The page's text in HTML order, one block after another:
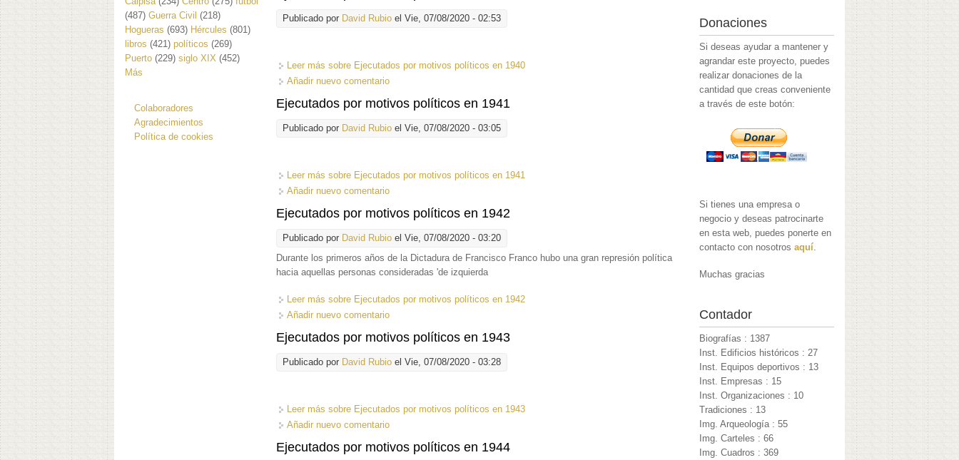
Publicado por David Rubio el Vie, 07/08/2020 - 02:53
Leer más sobre Ejecutados por motivos políticos en 1940
Añadir nuevo comentario
Ejecutados por motivos políticos en 1941
Publicado por David Rubio el Vie, 07/08/2020 - 03:05
Leer más sobre Ejecutados por motivos políticos en 1941
Añadir nuevo comentario
Ejecutados por motivos políticos en 1942
Publicado por David Rubio el Vie, 07/08/2020 - 03:20
Durante los primeros años de la Dictadura de Francisco Franco hubo una gran represión política
hacia aquellas personas consideradas 'de izquierda
Leer más sobre Ejecutados por motivos políticos en 1942
Añadir nuevo comentario
Ejecutados por motivos políticos en 1943
Publicado por David Rubio el Vie, 07/08/2020 - 03:28
Leer más sobre Ejecutados por motivos políticos en 1943
Añadir nuevo comentario
Ejecutados por motivos políticos en 1944
(487) Guerra Civil (218)
Hogueras (693) Hércules (801)
libros (421) políticos (269)
Puerto (229) siglo XIX (452)
Más
Colaboradores
Agradecimientos
Política de cookies
Donaciones
Si deseas ayudar a mantener y
agrandar este proyecto, puedes
realizar donaciones de la
cantidad que creas conveniente
a través de este botón:
Si tienes una empresa o
negocio y deseas patrocinarte
en esta web, puedes ponerte en
contacto con nosotrosaquí.
Muchas gracias
Contador
Biografías : 1387
Inst. Edificios históricos : 27
Inst. Equipos deportivos : 13
Inst. Empresas : 15
Inst. Organizaciones : 10
Tradiciones : 13
Img. Arqueología : 55
Img. Carteles : 66
Img. Cuadros : 369